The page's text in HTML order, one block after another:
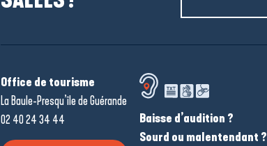
Office de tourisme
La Baule-Presqu’île de Guérande
02 40 24 34 44
Baisse d’audition ?
Sourd ou malentendant ?